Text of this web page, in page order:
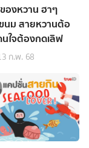
องหวาน ฮาๆ
นม สายหวานต้อ
นใจต้องกดเลิฟ
ก.พ. 68